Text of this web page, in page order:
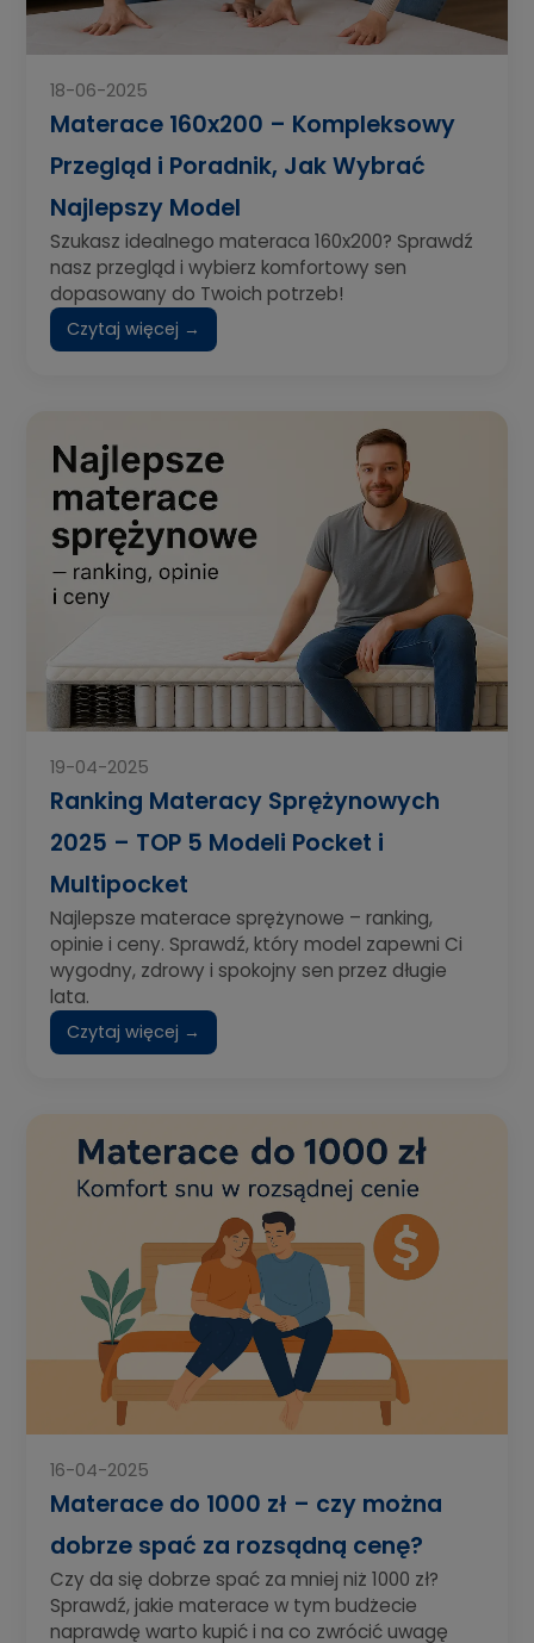
18-06-2025
Materace 160x200 – Kompleksowy
Przegląd i Poradnik, Jak Wybrać
Najlepszy Model
Szukasz idealnego materaca 160x200? Sprawdź
nasz przegląd i wybierz komfortowy sen
dopasowany do Twoich potrzeb!
Czytaj więcej →
19-04-2025
Ranking Materacy Sprężynowych
2025 – TOP 5 Modeli Pocket i
Multipocket
Najlepsze materace sprężynowe – ranking,
opinie i ceny. Sprawdź, który model zapewni Ci
wygodny, zdrowy i spokojny sen przez długie
lata.
Czytaj więcej →
16-04-2025
Materace do 1000 zł – czy można
dobrze spać za rozsądną cenę?
Czy da się dobrze spać za mniej niż 1000 zł?
Sprawdź, jakie materace w tym budżecie
naprawdę warto kupić i na co zwrócić uwagę